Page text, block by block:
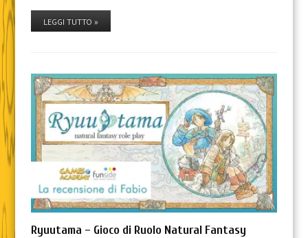
LEGGI TUTTO »
Ryuutama – Gioco di Ruolo Natural Fantasy